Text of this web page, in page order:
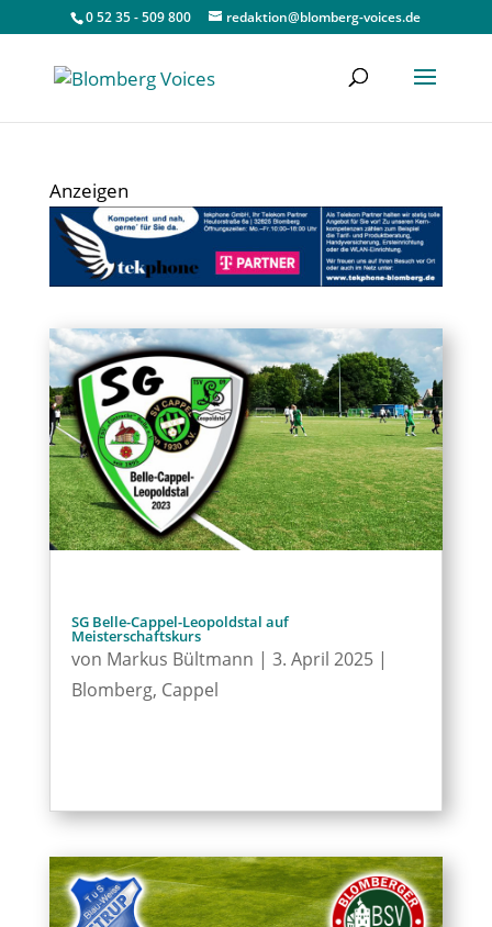
0 52 35 - 509 800 redaktion@blomberg-voices.de
Anzeigen
SG Belle-Cappel-Leopoldstal auf
Meisterschaftskurs
von Markus Bültmann | 3. April 2025|
Blomberg, Cappel